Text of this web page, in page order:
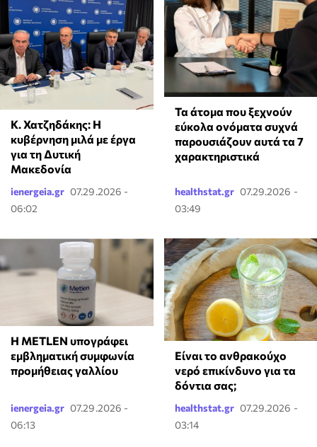
Κ. Χατζηδάκης: Η
κυβέρνηση μιλά με έργα
για τη Δυτική
Μακεδονία
ienergeia.gr 07.29.2026 -
06:02
Τα άτομα που ξεχνούν
εύκολα ονόματα συχνά
παρουσιάζουν αυτά τα 7
χαρακτηριστικά
healthstat.gr 07.29.2026 -
03:49
Η METLEN υπογράφει
εμβληματική συμφωνία
προμήθειας γαλλίου
ienergeia.gr 07.29.2026 -
06:13
Είναι το ανθρακούχο
νερό επικίνδυνο για τα
δόντια σας;
healthstat.gr 07.29.2026 -
03:14